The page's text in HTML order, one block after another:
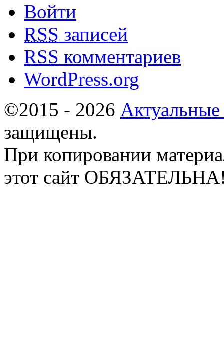
Войти
RSS записей
RSS комментариев
WordPress.org
©2015 - 2026
защищены.
При копировании
этот сайт